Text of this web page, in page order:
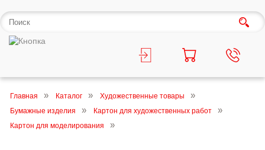
Главная Каталог
Художественные товары
Бумажные изделия
Картон для художественных работ
Картон для моделирования